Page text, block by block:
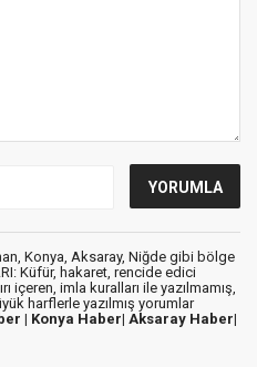
Konya, Aksaray, Niğde gibi bölge
Küfür, hakaret, rencide edici
içeren, imla kuralları ile yazılmamış,
harflerle yazılmış yorumlar
| Konya Haber| Aksaray Haber|